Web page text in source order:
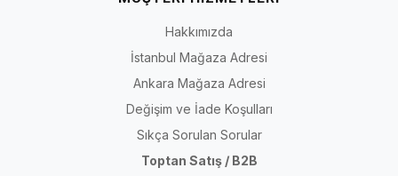
Hakkımızda
İstanbul Mağaza Adresi
Ankara Mağaza Adresi
Değişim ve İade Koşulları
Sıkça Sorulan Sorular
Toptan Satış / B2B